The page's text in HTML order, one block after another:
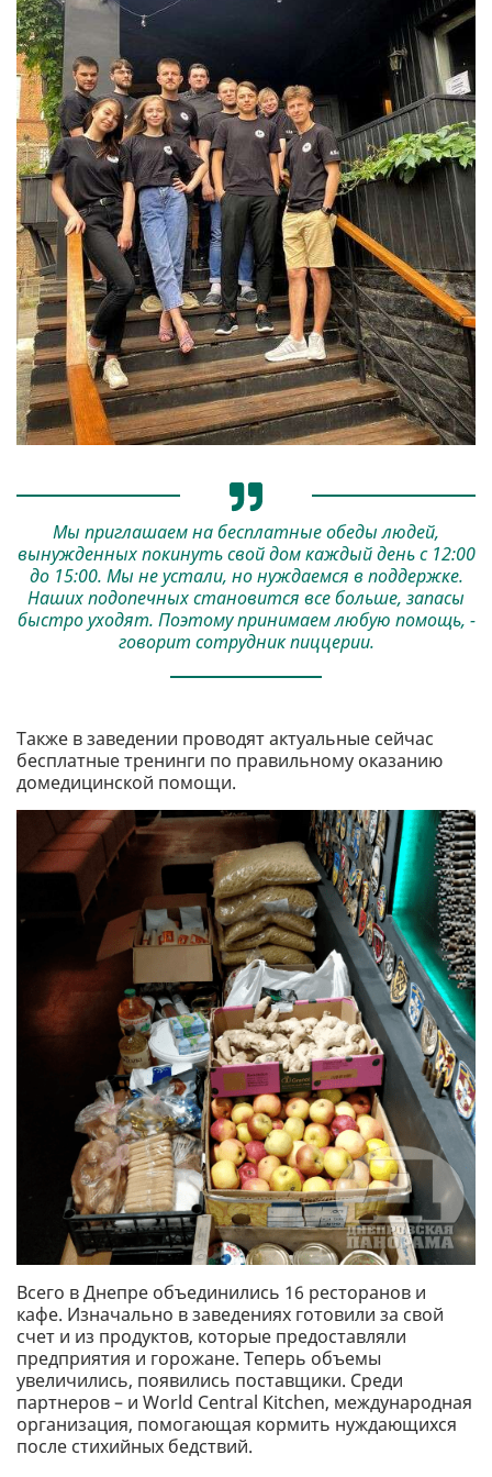
Мы приглашаем на бесплатные обеды людей,
вынужденных покинуть свой дом каждый день с 12:00
до 15:00. Мы не устали, но нуждаемся в поддержке.
Наших подопечных становится все больше, запасы
быстро уходят. Поэтому принимаем любую помощь, -
говорит сотрудник пиццерии.
Также в заведении проводят актуальные сейчас
бесплатные тренинги по правильному оказанию
домедицинской помощи.
Всего в Днепре объединились 16 ресторанов и
кафе. Изначально в заведениях готовили за свой
счет и из продуктов, которые предоставляли
предприятия и горожане. Теперь объемы
увеличились, появились поставщики. Среди
партнеров – и World Central Kitchen, международная
организация, помогающая кормить нуждающихся
после стихийных бедствий.